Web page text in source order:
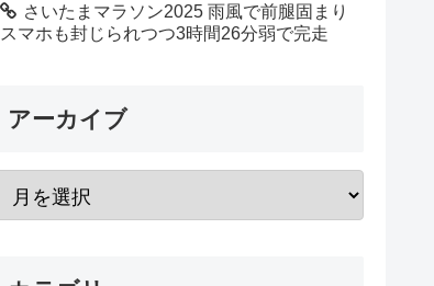
さいたまマラソン2025 雨風で前腿固まり
スマホも封じられつつ3時間26分弱で完走
アーカイブ